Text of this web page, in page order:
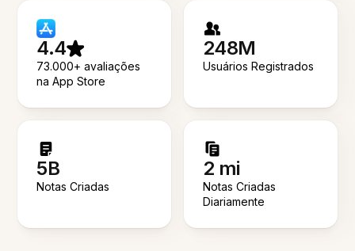
4.4
73.000+ avaliações
na App Store
248M
Usuários Registrados
5B
Notas Criadas
2 mi
Notas Criadas
Diariamente